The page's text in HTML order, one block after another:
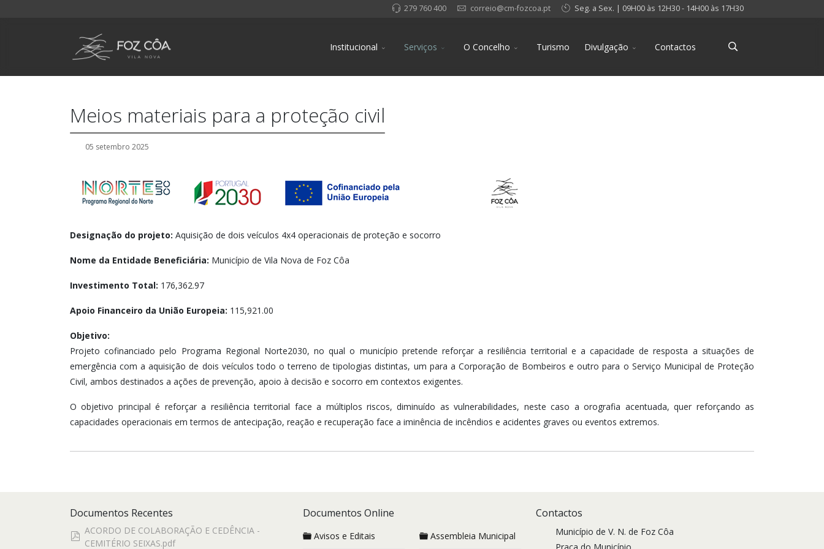
279 760 400 correio@cm-fozcoa.pt Seg. a Sex. | 09H00 às 12H30 - 14H00 às 17H30
Institucional Serviços O Concelho Turismo Divulgação Contactos
Meios materiais para a proteção civil
05 setembro 2025
Designação do projeto: Aquisição de dois veículos 4x4 operacionais de proteção e socorro
Nome da Entidade Beneficiária: Município de Vila Nova de Foz Côa
Investimento Total: 176,362.97
Apoio Financeiro da União Europeia: 115,921.00
Objetivo:
Projeto cofinanciado pelo Programa Regional Norte2030, no qual o município pretende reforçar a resiliência territorial e a capacidade de resposta a situações de
emergência com a aquisição de dois veículos todo o terreno de tipologias distintas, um para a Corporação de Bombeiros e outro para o Serviço Municipal de Proteção
Civil, ambos destinados a ações de prevenção, apoio à decisão e socorro em contextos exigentes.
O objetivo principal é reforçar a resiliência territorial face a múltiplos riscos, diminuído as vulnerabilidades, neste caso a orografia acentuada, quer reforçando as
capacidades operacionais em termos de antecipação, reação e recuperação face a iminência de incêndios e acidentes graves ou eventos extremos.
Documentos Recentes
pdf
ACORDO DE COLABORAÇÃO E CEDÊNCIA -
CEMITÉRIO SEIXAS.pdf
Documentos Online
Avisos e Editais Assembleia Municipal
Contactos
Município de V. N. de Foz Côa